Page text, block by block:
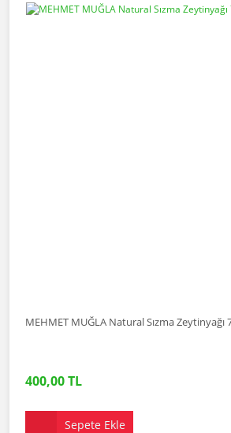
MEHMET MUĞLA Natural Sızma
400,00 TL
Sepete Ekle